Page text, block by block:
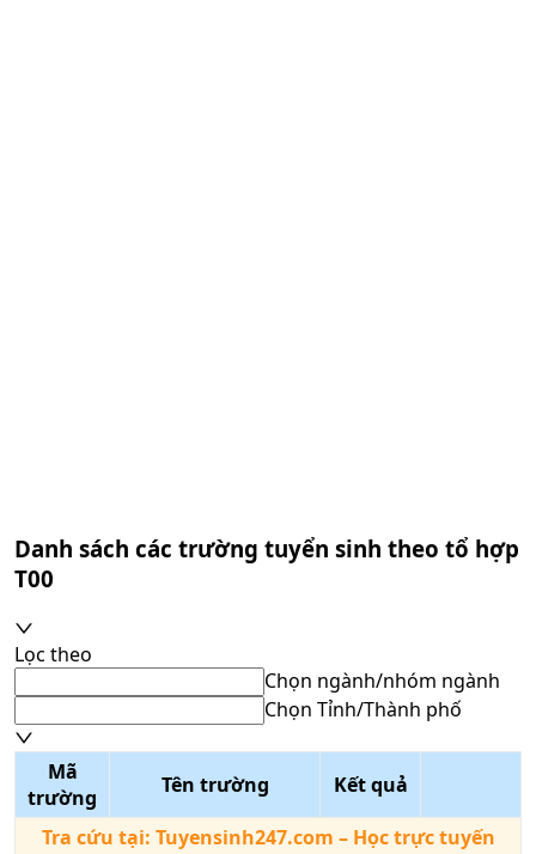
Danh sách các trường tuyển sinh theo tổ hợp
T00
Lọc theo
Chọn ngành/nhóm ngành
Chọn Tỉnh/Thành phố
Mã
trường
Tên trường
Kết quả
Tra cứu tại: Tuyensinh247.com – Học trực tuyến